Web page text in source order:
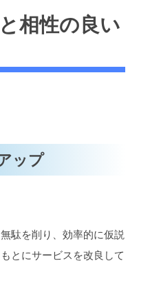
相性の良い
ップ
駄を削り、効率的に仮説
とにサービスを改良して